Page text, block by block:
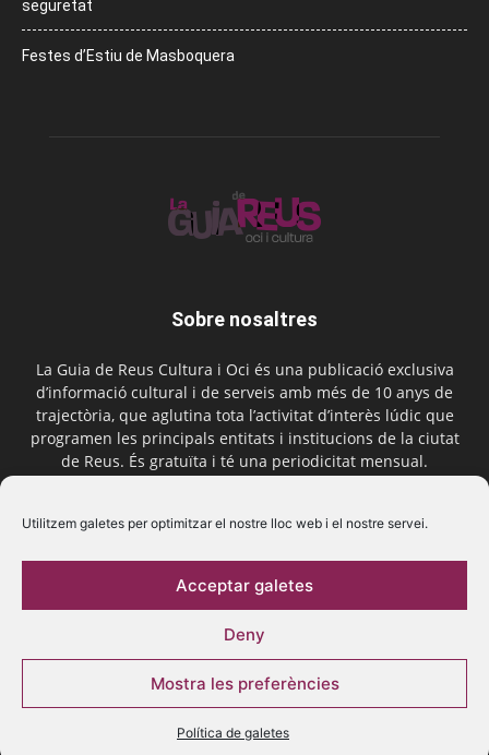
Utilitzem galetes per optimitzar el nostre lloc web i el nostre servei.
Acceptar galetes
Deny
Mostra les preferències
Política de galetes
seguretat
Festes d’Estiu de Masboquera
Sobre nosaltres
La Guia de Reus Cultura i Oci és una publicació exclusiva
d’informació cultural i de serveis amb més de 10 anys de
trajectòria, que aglutina tota l’activitat d’interès lúdic que
programen les principals entitats i institucions de la ciutat
de Reus. És gratuïta i té una periodicitat mensual.
Segueix-nos
© 2016 La Guia de Reus | Creada per Be Marketing